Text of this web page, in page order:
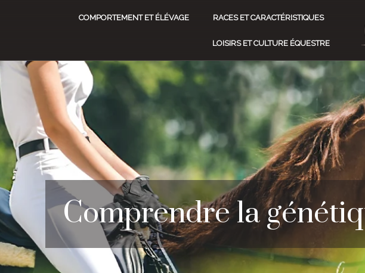
RACES ET CARACTÉRISTIQUES
COMPORTEMENT ET ÉLÉVAGE
LOISIRS ET CULTURE ÉQUESTRE
Comprendre la